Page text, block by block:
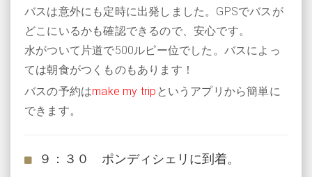
バスは意外にも定時に出発しました。GPSでバスが
どこにいるかも確認できるので、安心です。
水がついて片道で500ルピー位でした。バスによっ
ては朝食がつくものもあります！
バスの予約はmake my trip というアプリから簡単に
できます。
９：３０ ポンディシェリに到着。